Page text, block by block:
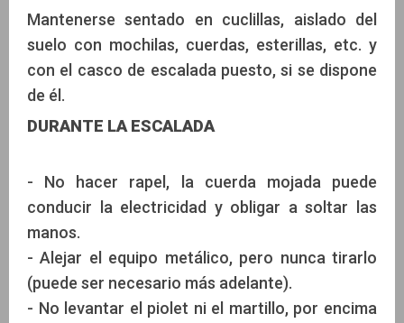
Mantenerse sentado en cuclillas, aislado del
suelo con mochilas, cuerdas, esterillas, etc. y
con el casco de escalada puesto, si se dispone
de él.
DURANTE LA ESCALADA
- No hacer rapel, la cuerda mojada puede
conducir la electricidad y obligar a soltar las
manos.
- Alejar el equipo metálico, pero nunca tirarlo
(puede ser necesario más adelante).
- No levantar el piolet ni el martillo, por encima